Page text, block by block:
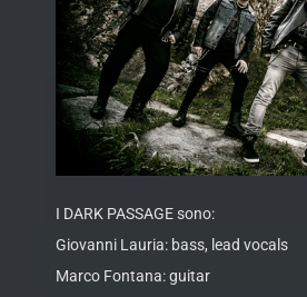
I DARK PASSAGE sono:
Giovanni Lauria: bass, lead vocals
Marco Fontana: guitar